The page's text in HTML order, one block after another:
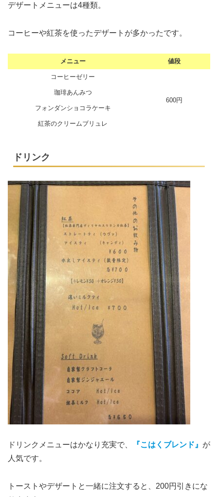
デザートメニューは4種類。
コーヒーや紅茶を使ったデザートが多かったです。
メニュー 値段
コーヒーゼリー
600円
珈琲あんみつ
フォンダンショコラケーキ
紅茶のクリームブリュレ
ドリンク
ドリンクメニューはかなり充実で、 『こはくブレンド』 が
人気です。
トーストやデザートと一緒に注文すると、200円引きにな